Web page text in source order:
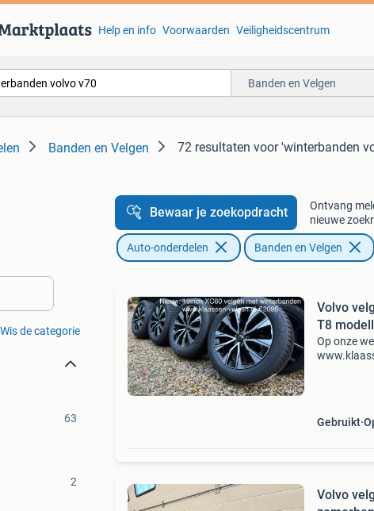
Help en info Voorwaarden Veiligheidscentrum
Banden en Velgen
Banden en Velgen 72 resultaten voor 'winterbanden
Wis de categorie
63
2
Bewaar je zoekopdracht
Ontvang
nieuwe
Auto-onderdelen Banden en Velgen
Volvo
T8
Op onze
Gebruikt
Volvo